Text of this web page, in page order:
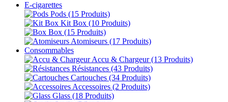
E-cigarettes
Pods (15 Produits)
Kit Box (10 Produits)
Box (15 Produits)
Atomiseurs (17 Produits)
Consommables
Accu & Chargeur(13 Produits)
Résistances (43 Produits)
Cartouches (34 Produits)
Accessoires (2 Produits)
Glass (18 Produits)